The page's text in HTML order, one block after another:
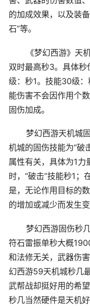
的加成效果，以及装
石”等。
《梦幻西游》天
双时最高秒3。具体秒
级：秒1。技能30级
能伤害不会因作用个
固伤加成。
梦幻西游天机城
机城的固伤技能为“破
属性有关，具体为1
时，“破击”技能秒1；
是，无论作用目标的
的增加或减少而发生变
梦幻西游固伤秒
符石雷振单秒大概
和法修无关，武器伤
幻西游59天机城秒几
武帮战却挺好用的希
秒几当然硬件是天机好